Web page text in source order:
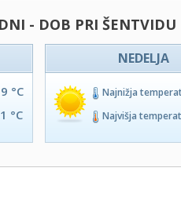
- DOB PRI ŠENTVIDU
°C
°C
NEDELJA
Najnižja
Najvišja